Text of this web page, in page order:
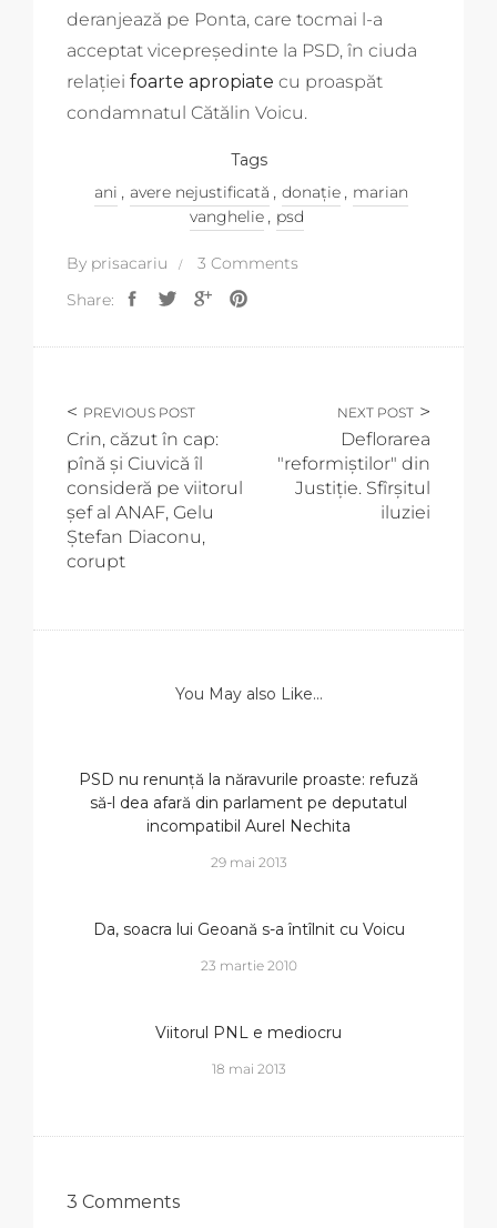
deranjează pe Ponta, care tocmai l-a
acceptat vicepreședinte la PSD, în ciuda
relației foarte apropiate cu proaspăt
condamnatul Cătălin Voicu.
Tags
ani , avere nejustificată , donație , marian
vanghelie , psd
By prisacariu
3 Comments
Share:
PREVIOUS POST
Crin, căzut în cap:
pînă și Ciuvică îl
consideră pe viitorul
șef al ANAF, Gelu
Ștefan Diaconu,
corupt
NEXT POST
Deflorarea
"reformiștilor" din
Justiție. Sfîrșitul
iluziei
You May also Like...
PSD nu renunță la năravurile proaste: refuză
să-l dea afară din parlament pe deputatul
incompatibil Aurel Nechita
29 mai 2013
Da, soacra lui Geoană s-a întîlnit cu Voicu
23 martie 2010
Viitorul PNL e mediocru
18 mai 2013
3 Comments